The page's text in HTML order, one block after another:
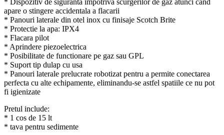
apare o stingere accidentala a flacarii
* Panouri laterale din otel inox cu finisaje Scotch Brite
* Protectie la apa: IPX4
* Flacara pilot
* Aprindere piezoelectrica
* Posibilitate de functionare pe gaz sau GPL
* Suport tip dulap cu usa
* Panouri laterale prelucrate robotizat pentru a permite conectarea
perfecta cu alte echipamente, eliminandu-se astfel spatiile ce nu pot
fi igienizate
Pretul include:
* 1 cos de 15 lt
* tava pentru sedimente